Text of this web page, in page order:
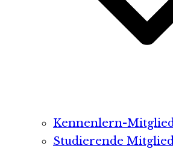
Kennenlern-
Studierende